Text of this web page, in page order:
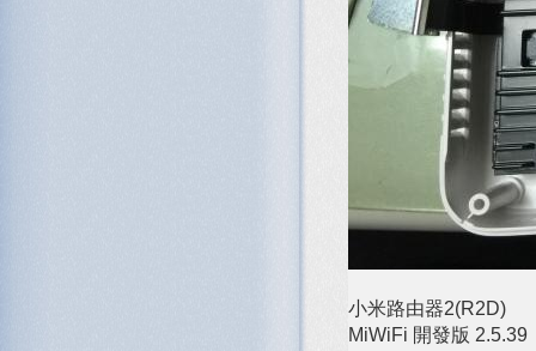
小米路由器2(R2D)
MiWiFi 開發版